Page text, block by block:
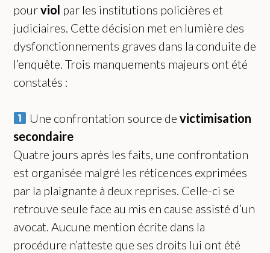
pourviol par les institutions policières et
judiciaires. Cette décision met en lumière des
dysfonctionnements graves dans la conduite de
l’enquête. Trois manquements majeurs ont été
constatés :
Une confrontation source de victimisation
secondaire
Quatre jours après les faits, une confrontation
est organisée malgré les réticences exprimées
par la plaignante à deux reprises. Celle-ci se
retrouve seule face au mis en cause assisté d’un
avocat. Aucune mention écrite dans la
procédure n’atteste que ses droits lui ont été